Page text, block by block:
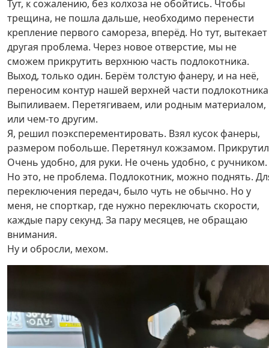
Тут, к сожалению, без колхоза не обойтись. Чтобы
трещина, не пошла дальше, необходимо перенести
крепление первого самореза, вперёд. Но тут, вытекает
другая проблема. Через новое отверстие, мы не
сможем прикрутить верхнюю часть подлокотника.
Выход, только один. Берём толстую фанеру, и на неё,
переносим контур нашей верхней части
Выпиливаем. Перетягиваем, или родным материалом,
или чем-то другим.
Я, решил поэксперементировать. Взял кусок фанеры,
размером побольше. Перетянул кожзамом.
Очень удобно, для руки. Не очень удобно, с ручником.
Но это, не проблема. Подлокотник, можно поднять.
переключения передач, было чуть не обычно. Но у
меня, не спорткар, где нужно переключать скорости,
каждые пару секунд. За пару месяцев, не обращаю
внимания.
Ну и обросли, мехом.